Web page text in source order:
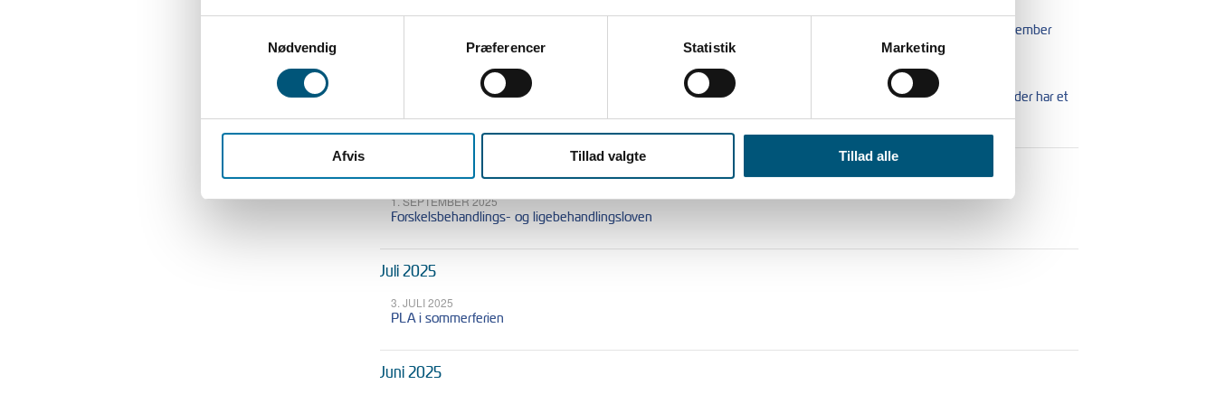
Nødvendig
Præferencer Statistik Marketing
Afvis Tillad valgte Tillad alle
17. OKTOBER 2025
Lønregulering for lægevikarer, praksisamanuensis fase 2 og 3 og § ansatte læger pr. 1. oktober 2025 & pr. 1. november
2. OKTOBER 2025
Ny EU-dom fastslår, at forskelsbehandlingslovens tilpasningsforpligtelse også gælder i forhold til medarbejdere der har et
barn med et handicap
1. SEPTEMBER 2025
Forskelsbehandlings- og ligebehandlingsloven
Juli 2025
3. JULI 2025
PLA i sommerferien
Juni 2025